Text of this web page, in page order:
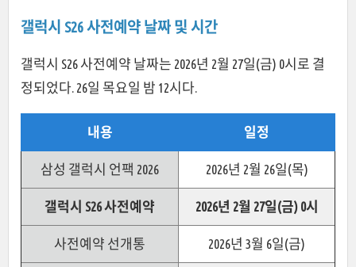
갤럭시 S26 사전예약 날짜 및 시간
갤럭시 S26 사전예약 날짜는 2026년 2월 27일(금) 0시로 결
정되었다. 26일 목요일 밤 12시다.
내용 일정
삼성 갤럭시 언팩 2026 2026년 2월 26일(목)
갤럭시 S26 사전예약 2026년 2월 27일(금) 0시
사전예약 선개통 2026년 3월 6일(금)